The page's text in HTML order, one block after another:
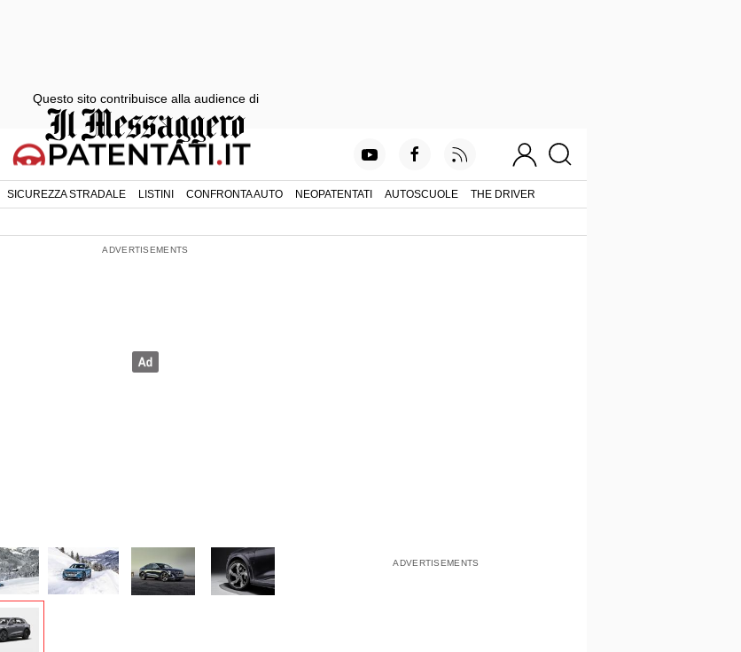
SICUREZZA STRADALE LISTINI CONFRONTA AUTO NEOPATENTATI AUTOSCUOLE THE DRIVER
Questo sito contribuisce alla audience di